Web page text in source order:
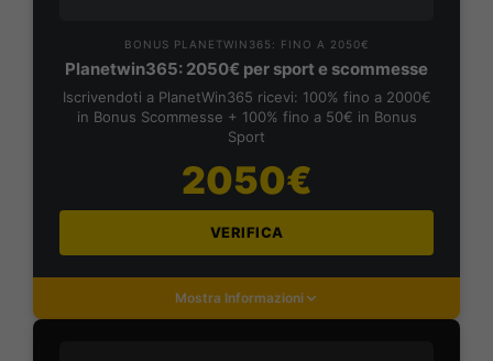
BONUS PLANETWIN365: FINO A 2050€
Planetwin365: 2050€ per sport e scommesse
Iscrivendoti a PlanetWin365 ricevi: 100% fino a 2000€
in Bonus Scommesse + 100% fino a 50€ in Bonus
Sport
2050€
VERIFICA
Mostra Informazioni